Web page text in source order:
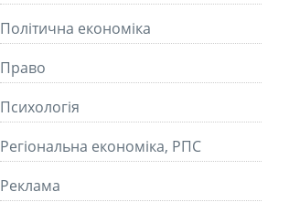
Політична економіка
Право
Психологія
Регіональна економіка, РПС
Реклама